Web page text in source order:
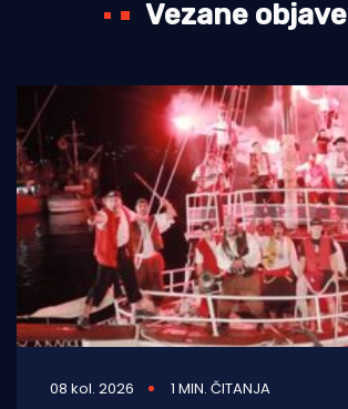
Vezane objave
08 kol. 2026 1 MIN. ČITANJA